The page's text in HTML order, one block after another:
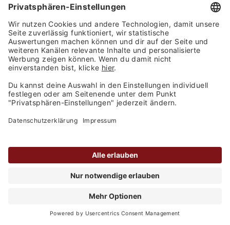
0.75 Liter(8,94 € / 1 Liter)
UVP 7,89 €
In den Warenkorb